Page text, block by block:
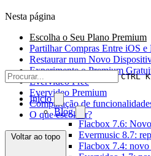
CTRL K
Início
Blog
Flacbox 7.6:
Evermusic 8.7:
Flacbox 7.4:
Nesta página
Escolha o Seu Plano Premium
Partilhar Compras Entre iOS e
Restaurar num Novo
Experimente o Premium
Evervideo Free
Evervideo Premium
Comparação de
O que escolher?
Voltar ao topo